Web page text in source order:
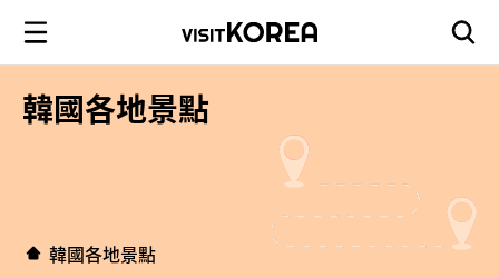
韓國各地景點
韓國各地景點